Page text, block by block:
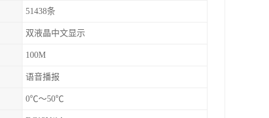
51438条
双液晶中文显示
100M
语音播报
0℃～50℃